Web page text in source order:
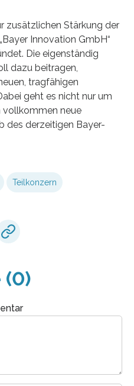
zusätzlichen Stärkung der
Innovation GmbH“
Die eigenständig
dazu beitragen,
tragfähigen
geht es nicht nur um
vollkommen neue
des derzeitigen Bayer-
Teilkonzern
(0)